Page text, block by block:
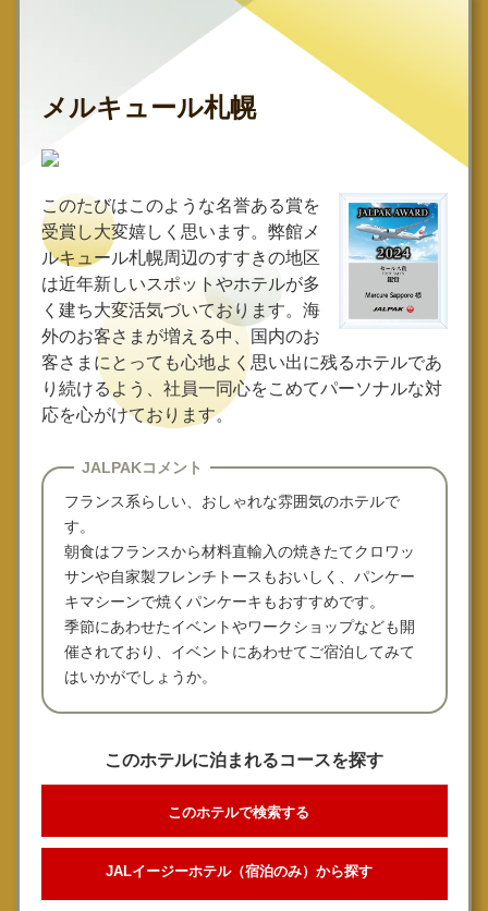
メルキュール札幌
このたびはこのような名誉ある賞を
受賞し大変嬉しく思います。弊館メ
ルキュール札幌周辺のすすきの地区
は近年新しいスポットやホテルが多
く建ち大変活気づいております。海
外のお客さまが増える中、国内のお
客さまにとっても心地よく思い出に残るホテルであ
り続けるよう、社員一同心をこめてパーソナルな対
応を心がけております。
JALPAKコメント
フランス系らしい、おしゃれな雰囲気のホテルで
す。
朝食はフランスから材料直輸入の焼きたてクロワッ
サンや自家製フレンチトースもおいしく、パンケー
キマシーンで焼くパンケーキもおすすめです。
季節にあわせたイベントやワークショップなども開
催されており、イベントにあわせてご宿泊してみて
はいかがでしょうか。
このホテルに泊まれるコースを探す
このホテルで検索する
JALイージーホテル（宿泊のみ）から探す